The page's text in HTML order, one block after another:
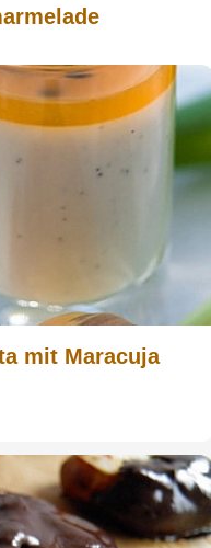
mit Maracuja